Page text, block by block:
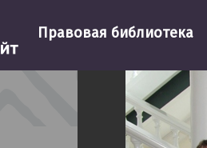
Правовая библиотека
5 из